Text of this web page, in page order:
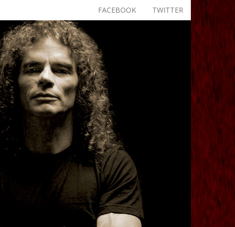
TWITTER
FACEBOOK